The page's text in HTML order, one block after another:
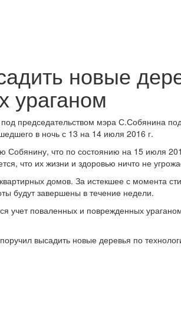
новые
ураганом
председательством мэра С.Собянина
в ночь с 13 на 14 июля 2016 г.
Собянину, что по состоянию на 15 июля
что их жизни и здоровью ничто не
домов. За истекшее с момента
будут завершены в течение недели.
учет поваленных и поврежденных
высадить новые деревья по